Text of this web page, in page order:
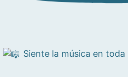
Siente la música en